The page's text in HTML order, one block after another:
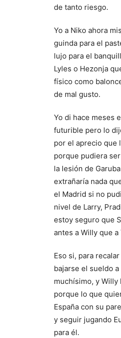
de tanto riesgo.
Yo a Niko ahora
guinda para el
lujo para el
Lyles o Hezonja
físico como
de mal gusto.
Yo di hace meses
futurible pero lo
por el aprecio que
porque pudiera
la lesión de
extrañaría nada
el Madrid si no
nivel de Larry,
estoy seguro que
antes a Willy que a
Eso si, para
bajarse el sueldo
muchísimo, y Willy
porque lo que
España con su
y seguir jugando
para él.